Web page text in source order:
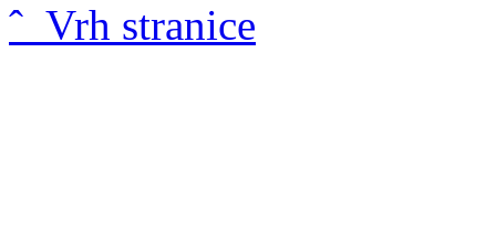
ˆ Vrh stranice